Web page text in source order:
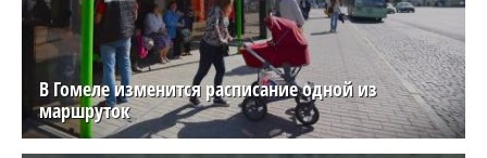
В Гомеле изменится расписание одной из
маршруток